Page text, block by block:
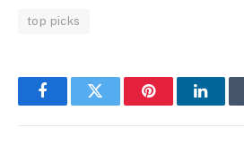
top picks
FacebookTwitter Pinterest